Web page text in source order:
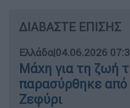
ΔΙΑΒΑΣΤΕ ΕΠΙΣΗΣ
Ελλάδα|04.06.2026
Μάχη για τη ζωή
παρασύρθηκε από
Ζεφύρι